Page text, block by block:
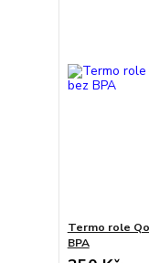
Termo role
BPA